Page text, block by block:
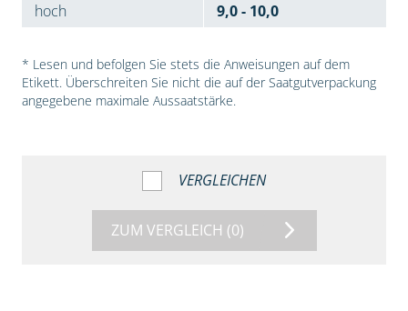
hoch
9,0 - 10,0
* Lesen und befolgen Sie stets die Anweisungen auf dem
Etikett. Überschreiten Sie nicht die auf der Saatgutverpackung
angegebene maximale Aussaatstärke.
VERGLEICHEN
ZUM VERGLEICH (0)